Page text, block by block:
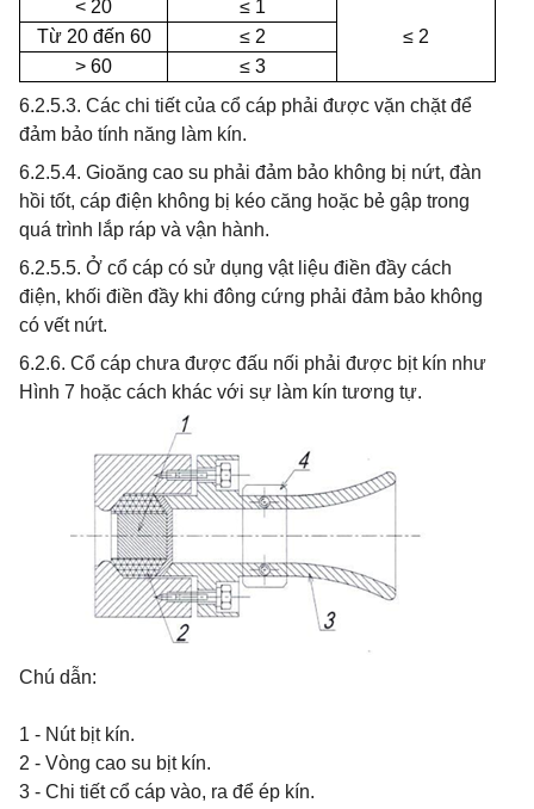
< 20
≤ 1
≤ 2
Từ 20 đến 60 ≤ 2
> 60
≤ 3
6.2.5.3. Các chi tiết của cổ cáp phải được vặn chặt để
đảm bảo tính năng làm kín.
6.2.5.4. Gioăng cao su phải đảm bảo không bị nứt, đàn
hồi tốt, cáp điện không bị kéo căng hoặc bẻ gập trong
quá trình lắp ráp và vận hành.
6.2.5.5. Ở cổ cáp có sử dụng vật liệu điền đầy cách
điện, khối điền đầy khi đông cứng phải đảm bảo không
có vết nứt.
6.2.6. Cổ cáp chưa được đấu nối phải được bịt kín như
Hình 7 hoặc cách khác với sự làm kín tương tự.
Chú dẫn:
1 - Nút bịt kín.
2 - Vòng cao su bịt kín.
3 - Chi tiết cổ cáp vào, ra để ép kín.